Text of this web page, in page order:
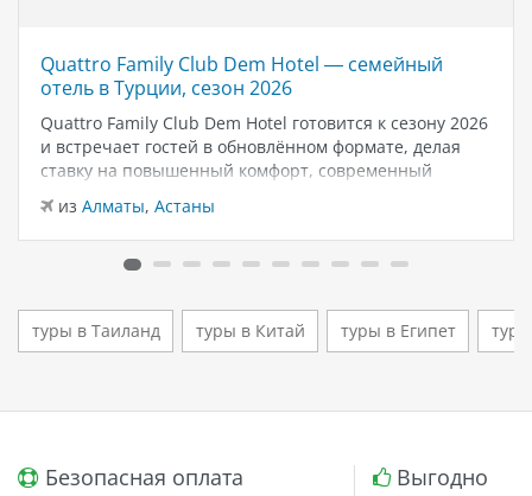
Quattro Family Club Dem Hotel — семейный
отель в Турции, сезон 2026
Quattro Family Club Dem Hotel готовится к сезону 2026
и встречает гостей в обновлённом формате, делая
ставку на повышенный комфорт, современный
дизайн и атмосферу спокойного семейного отдыха у
моря. Отель остаётся популярным выбором для тех,
кто ищет семейный отель в…
из Алматы, Астаны
туры в Таиланд туры в Китай туры в Египет
Безопасная оплата Выгодно